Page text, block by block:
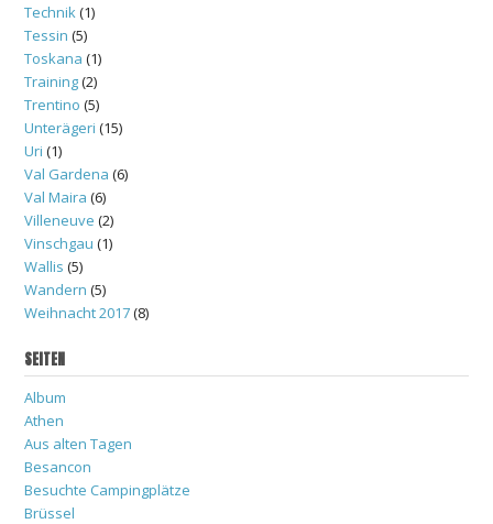
Technik (1)
Tessin (5)
Toskana (1)
Training(2)
Trentino (5)
Unterägeri (15)
Uri (1)
Val Gardena (6)
Val Maira (6)
Villeneuve (2)
Vinschgau (1)
Wallis (5)
Wandern (5)
Weihnacht 2017(8)
SEITEN
Album
Athen
Aus alten Tagen
Besancon
Besuchte Campingplätze
Brüssel